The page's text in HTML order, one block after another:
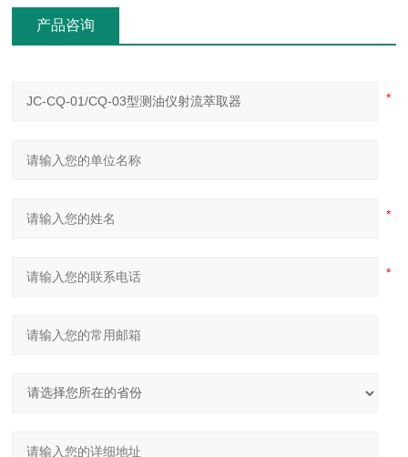
产品咨询